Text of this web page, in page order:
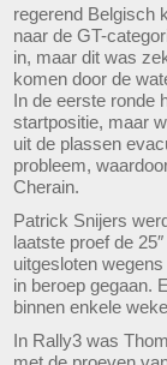
regerend Belgisch
naar de GT-
in, maar dit was
komen door de
In de eerste ronde
startpositie, maar
uit de plassen
probleem,
Cherain.
Patrick Snijers
laatste proef de
uitgesloten
in beroep gegaan.
binnen enkele
In Rally3 was